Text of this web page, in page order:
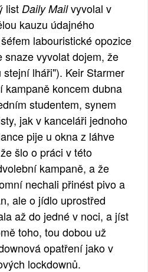
list Daily Mailvyvolal v
kauzu údajného
labouristické opozice
snaze vyvolat dojem, že
lháři"). Keir Starmer
kampaně koncem dubna
studentem, synem
jak v kanceláři jednoho
pije u okna z láhve
šlo o práci v této
kampaně, a že
nechali přinést pivo a
ale o jídlo uprostřed
až do jedné v noci, a jíst
toho, tou dobou už
opatření jako v
lockdownů.